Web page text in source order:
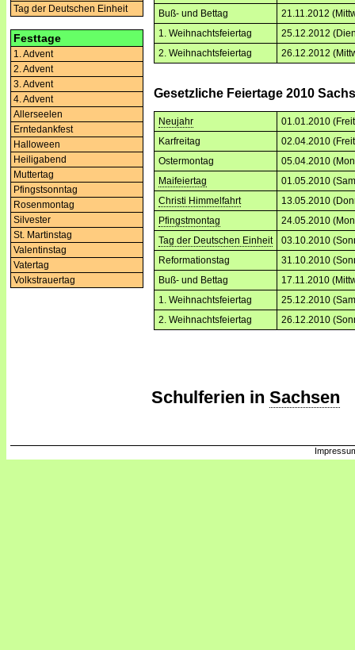
Tag der Deutschen Einheit
Festtage
1. Advent
2. Advent
3. Advent
4. Advent
Allerseelen
Erntedankfest
Halloween
Heiligabend
Muttertag
Pfingstsonntag
Rosenmontag
Silvester
St. Martinstag
Valentinstag
Vatertag
Volkstrauertag
Buß- und Bettag
21.11.2012
1. Weihnachtsfeiertag
25.12.2012
2. Weihnachtsfeiertag
26.12.2012
Gesetzliche Feiertage 2010
Neujahr
01.01.2010
Karfreitag
02.04.2010
Ostermontag
05.04.2010
Maifeiertag
01.05.2010
Christi Himmelfahrt
13.05.2010
Pfingstmontag
24.05.2010
Tag der Deutschen Einheit
03.10.2010
Reformationstag
31.10.2010
Buß- und Bettag
17.11.2010
1. Weihnachtsfeiertag
25.12.2010
2. Weihnachtsfeiertag
26.12.2010
Schulferien in Sachsen